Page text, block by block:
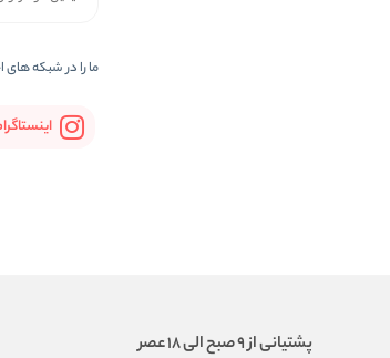
ما را در شبكه های
پشتیانی از 9 صبح الی 18 عصر